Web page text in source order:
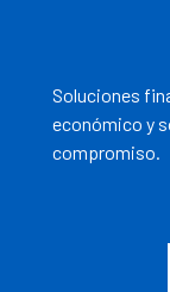
Soluciones
económico y
compromiso.